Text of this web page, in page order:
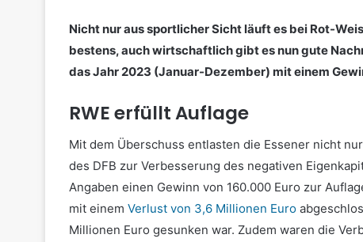
Nicht nur aus sportlicher Sicht läuft es bei Rot-
bestens, auch wirtschaftlich gibt es nun gute
das Jahr 2023 (Januar-Dezember) mit einem
RWE erfüllt Auflage
Mit dem Überschuss entlasten die Essener nicht
des DFB zur Verbesserung des negativen
Angaben einen Gewinn von 160.000 Euro zur
mit einem Verlust von 3,6 Millionen Euro
Millionen Euro gesunken war. Zudem waren die